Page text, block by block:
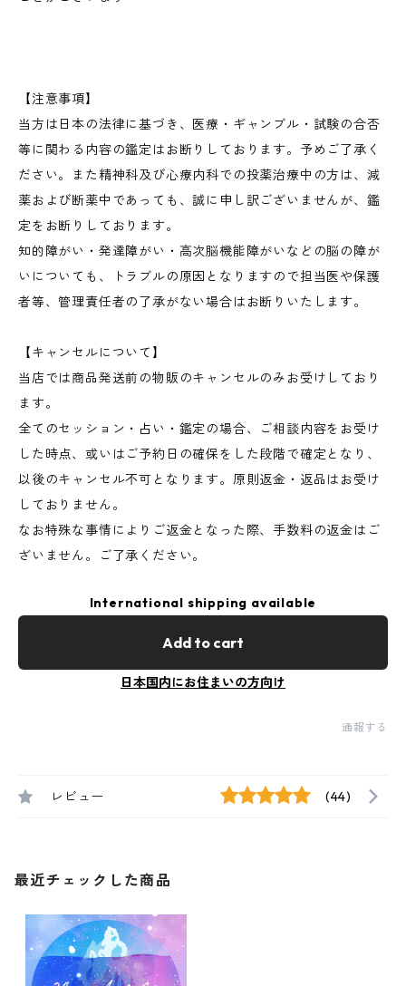
【注意事項】
当方は日本の法律に基づき、医療・ギャンブル・試験の合否
等に関わる内容の鑑定はお断りしております。予めご了承く
ださい。また精神科及び心療内科での投薬治療中の方は、減
薬および断薬中であっても、誠に申し訳ございませんが、鑑
定をお断りしております。
知的障がい・発達障がい・高次脳機能障がいなどの脳の障が
いについても、トラブルの原因となりますので担当医や保護
者等、管理責任者の了承がない場合はお断りいたします。
【キャンセルについて】
当店では商品発送前の物販のキャンセルのみお受けしており
ます。
全てのセッション・占い・鑑定の場合、ご相談内容をお受け
した時点、或いはご予約日の確保をした段階で確定となり、
以後のキャンセル不可となります。原則返金・返品はお受け
しておりません。
なお特殊な事情によりご返金となった際、手数料の返金はご
ざいません。ご了承ください。
International shipping available
Add to cart
日本国内にお住まいの方向け
通報する
レビュー (44)
最近チェックした商品